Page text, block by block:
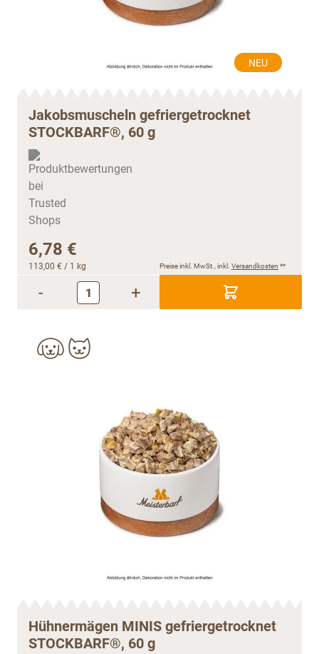
NEU
Jakobsmuscheln gefriergetrocknet
STOCKBARF®, 60 g
6,78 €
113,00 € / 1 kg Preise inkl. MwSt., inkl. Versandkosten **
- +
Hühnermägen MINIS gefriergetrocknet
STOCKBARF®, 60 g